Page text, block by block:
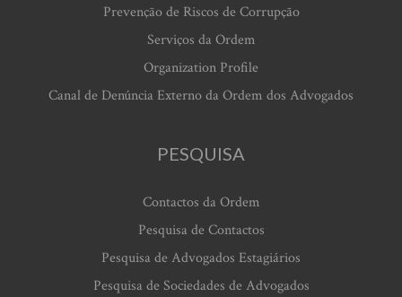
Prevenção de Riscos de Corrupção
Serviços da Ordem
Organization Profile
Canal de Denúncia Externo da Ordem dos Advogados
PESQUISA
Contactos da Ordem
Pesquisa de Contactos
Pesquisa de Advogados Estagiários
Pesquisa de Sociedades de Advogados